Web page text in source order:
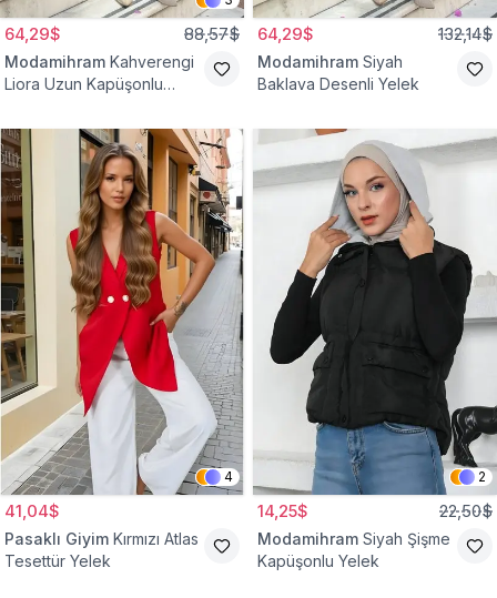
64,29$ 88,57$
Modamihram Kahverengi
Liora Uzun Kapüşonlu
64,29$ 132,14$
Modamihram Siyah
Baklava Desenli Yelek
4
41,04$
Pasaklı Giyim Kırmızı Atlas
Tesettür Yelek
2
14,25$ 22,50$
Modamihram Siyah Şişme
Kapüşonlu Yelek